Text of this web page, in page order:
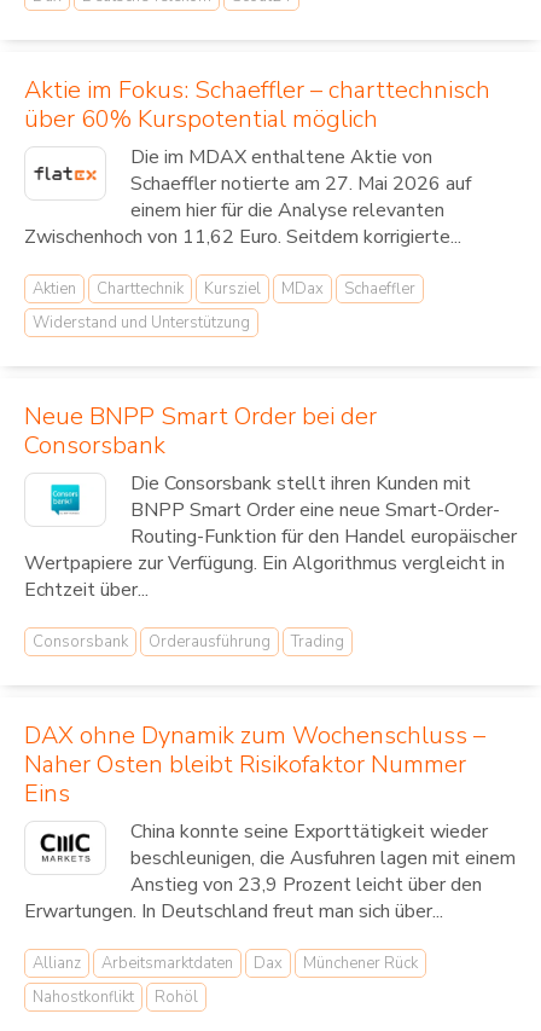
Aktie im Fokus: Schaeffler – charttechnisch
über 60% Kurspotential möglich
Die im MDAX enthaltene Aktie von
Schaeffler notierte am 27. Mai 2026 auf
einem hier für die Analyse relevanten
Zwischenhoch von 11,62 Euro. Seitdem korrigierte...
Aktien Charttechnik Kursziel MDax
Schaeffler
Widerstand und Unterstützung
Neue BNPP Smart Order bei der
Consorsbank
Die Consorsbank stellt ihren Kunden mit
BNPP Smart Order eine neue Smart-Order-
Routing-Funktion für den Handel europäischer
Wertpapiere zur Verfügung. Ein Algorithmus vergleicht in
Echtzeit über...
Consorsbank Orderausführung Trading
DAX ohne Dynamik zum Wochenschluss –
Naher Osten bleibt Risikofaktor Nummer
Eins
China konnte seine Exporttätigkeit wieder
beschleunigen, die Ausfuhren lagen mit einem
Anstieg von 23,9 Prozent leicht über den
Erwartungen. In Deutschland freut man sich über...
Allianz Arbeitsmarktdaten Dax
Münchener Rück
Nahostkonflikt
Rohöl